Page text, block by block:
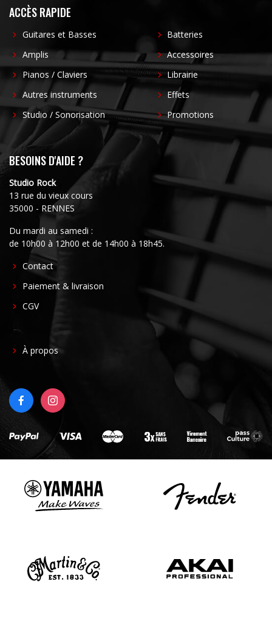
ACCÈS RAPIDE
Guitares et Basses
Amplis
Pianos / Claviers
Autres instruments
Studio / Sonorisation
Batteries
Accessoires
Librairie
Effets
Promotions
BESOINS D'AIDE ?
Studio Rock
13 rue du vieux cours
35000 - RENNES
Du mardi au samedi :
de 10h00 à 12h00 et de 14h00 à 18h45.
FOOTER
CENTER
Contact
Paiement & livraison
CGV
FOOTER
À propos
FACEBOOKINSTAGRAM